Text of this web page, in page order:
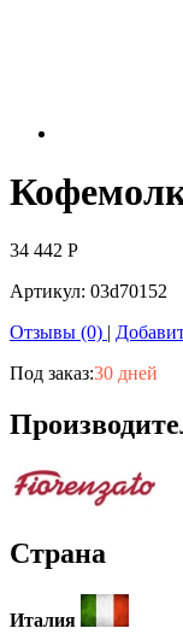
34 442 Р
Артикул: 03d70152
Отзывы (0) |
Под заказ:30 дней
Страна
Италия